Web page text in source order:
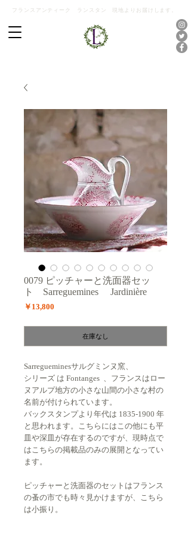
フランスアンティーク ランスタン 現地よりお届けします。
0079 ピッチャーと洗面器セッ
ト Sarreguemines Jardinière
￥13,800
在庫なし
Sarregueminesサルグミンヌ窯、
シリーズ は Fontanges 、フランスはロー
ヌアルプ地方の小さな山間の小さな村の
名前が付けられています。
バックスタンプより年代は 1835-1900 年
と思われます。こちらにはこの他にも平
皿や深皿が存在するのですが、現時点で
はこちらの掲載品のみの展開となってい
ます。
ピッチャーと洗面器のセットはフランス
の蚤の市でも時々見かけますが、こちら
は小振り。